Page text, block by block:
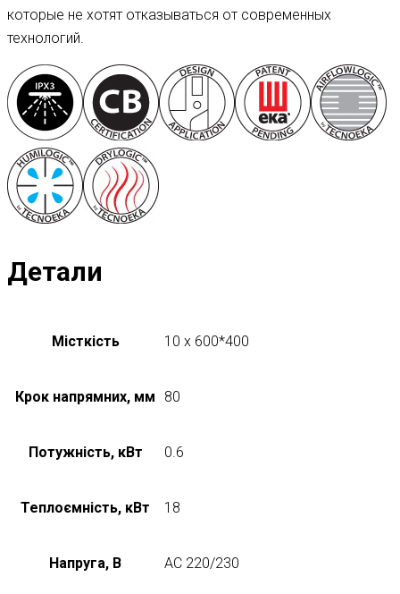
которые не хотят отказываться от современных
технологий.
Детали
Місткість 10 x 600*400
Крок напрямних, мм 80
Потужність, кВт 0.6
Теплоємність, кВт 18
Напруга, В AC 220/230